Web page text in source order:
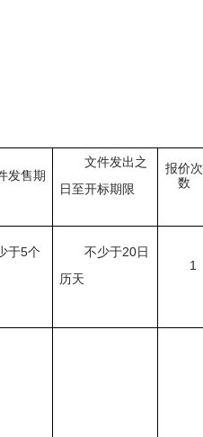
发售期
文件发出之
日至开标期限
报价次
数
于5个
不少于20日
历天
1